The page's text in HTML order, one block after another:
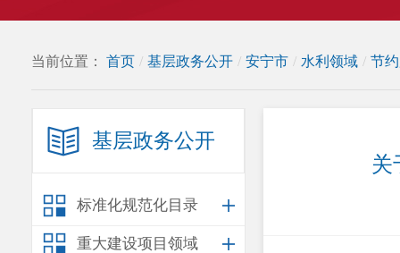
当前位置： 首页 / 基层政务公开 / 安宁市 / 水利领域 / 节
基层政务公开
标准化规范化目录
重大建设项目领域
关